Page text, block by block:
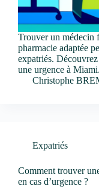
Trouver un médecin
pharmacie adaptée
expatriés.
une urgence à Miami.
Christophe
Expatriés
Comment trouver
en cas d’urgence ?